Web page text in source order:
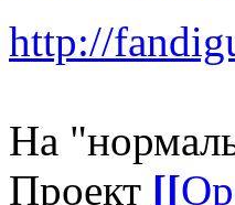
http://
На
Проект [[